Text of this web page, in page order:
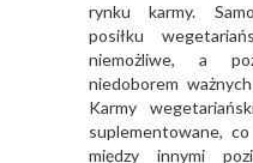
rynku karmy.
posiłku
niemożliwe, a
niedoborem
Karmy
suplementowane,
między innymi